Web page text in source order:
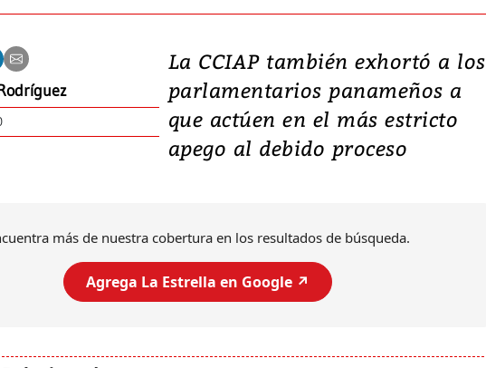
La CCIAP también exhortó a los
parlamentarios panameños a
que actúen en el más estricto
apego al debido proceso
más de nuestra cobertura en los resultados de búsqueda.
Agrega La Estrella en Google ↗️
Video, Japón: Terremoto
deja heridos y graves
daños en Kumamoto
7,1 se registró este martes 28 de